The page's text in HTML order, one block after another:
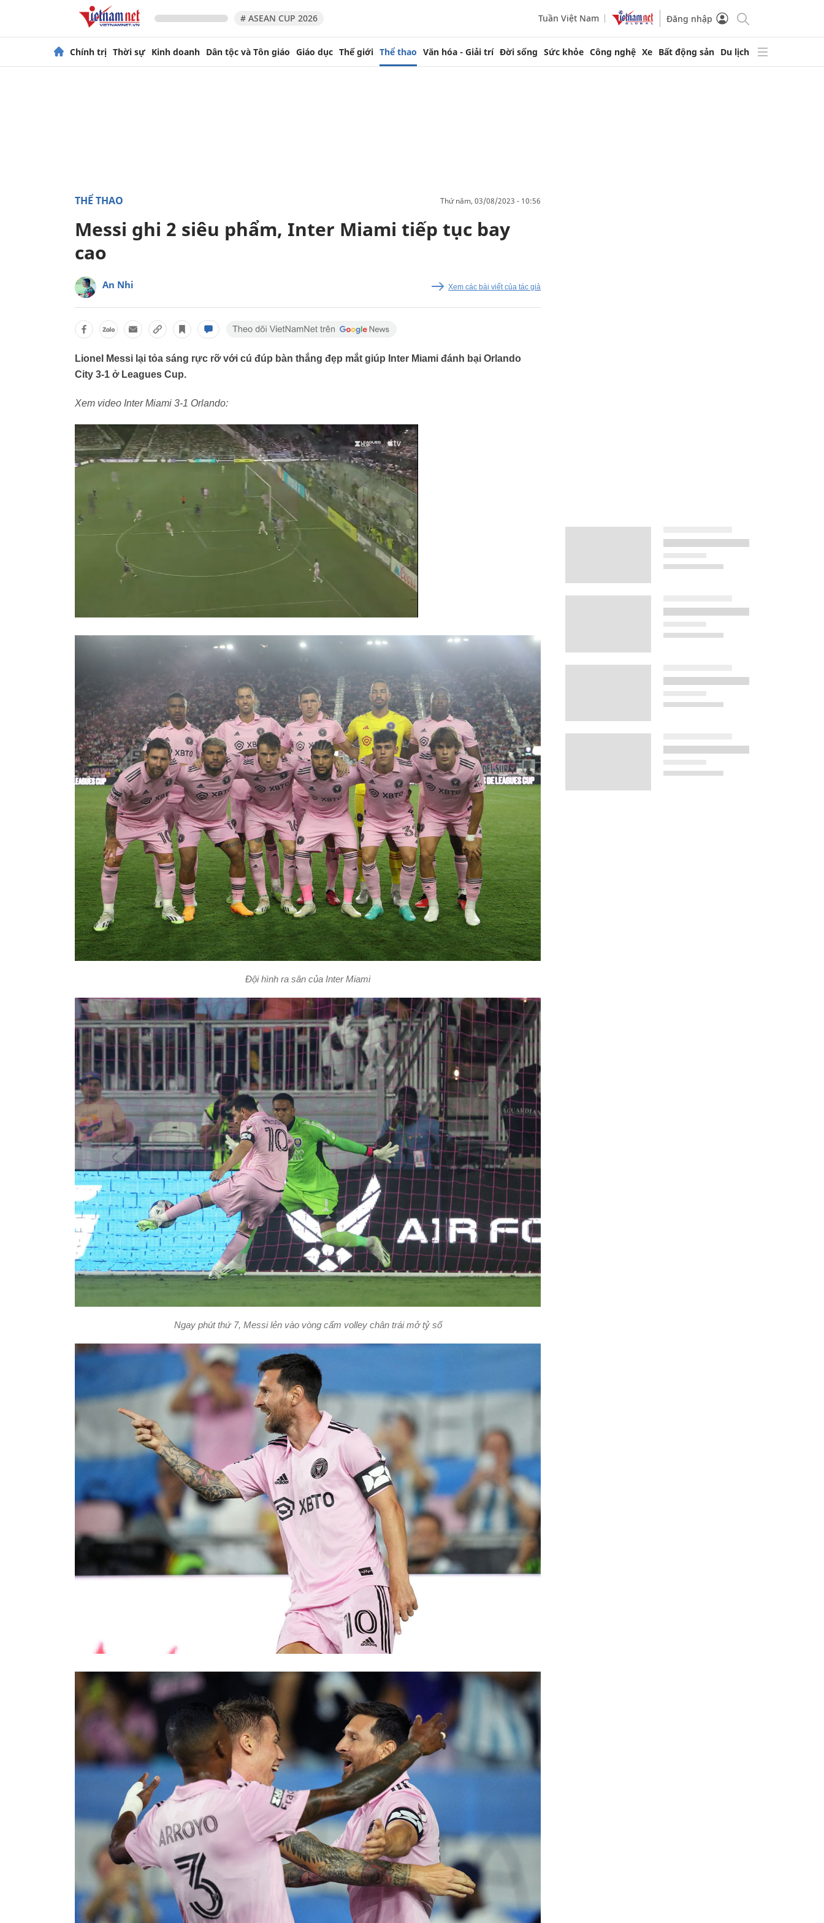
# ASEAN CUP 2026 Tuần Việt Nam Đăng nhập
Chính trị Thời sự Kinh doanh Dân tộc và Tôn giáo Giáo dục Thế giới Thể thao Văn hóa - Giải trí Đời sống Sức khỏe Công nghệ Xe Bất động sản Du lịch
THỂ THAO thứ năm, 03/08/2023 - 10:56
Messi ghi 2 siêu phẩm, Inter Miami tiếp tục bay
cao
An Nhi Xem các bài viết của tác giả
Lionel Messi lại tỏa sáng rực rỡ với cú đúp bàn thắng đẹp mắt giúp Inter Miami đánh bại Orlando
City 3-1 ở Leagues Cup.
Xem video Inter Miami 3-1 Orlando:
Đội hình ra sân của Inter Miami
Ngay phút thứ 7, Messi lẻn vào vòng cấm volley chân trái mở tỷ số